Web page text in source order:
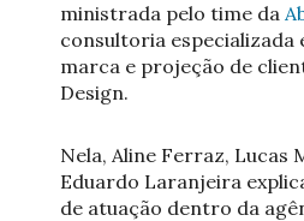
ministrada pelo time da
consultoria especializada
marca e projeção de
Design.
Nela, Aline Ferraz, Lucas
Eduardo Laranjeira
de atuação dentro da